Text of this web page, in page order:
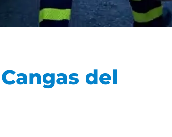
del